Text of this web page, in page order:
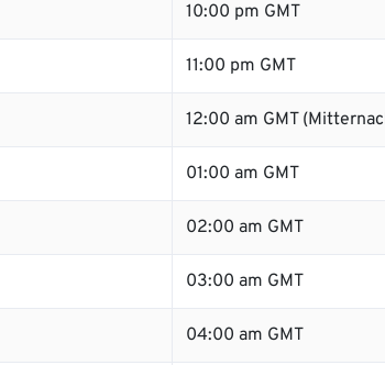
10:00 pm GMT
11:00 pm GMT
12:00 am GMT
01:00 am GMT
02:00 am GMT
03:00 am GMT
04:00 am GMT